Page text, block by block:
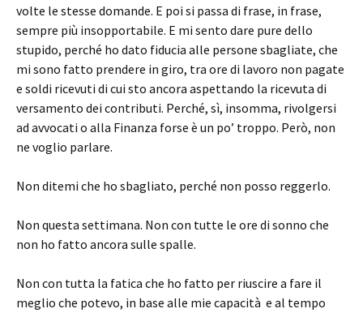
volte le stesse domande. E poi si passa di frase, in frase,
sempre più insopportabile. E mi sento dare pure dello
stupido, perché ho dato fiducia alle persone sbagliate, che
mi sono fatto prendere in giro, tra ore di lavoro non pagate
e soldi ricevuti di cui sto ancora aspettando la ricevuta di
versamento dei contributi. Perché, sì, insomma, rivolgersi
ad avvocati o alla Finanza forse è un po’ troppo. Però, non
ne voglio parlare.
Non ditemi che ho sbagliato, perché non posso reggerlo.
Non questa settimana. Non con tutte le ore di sonno che
non ho fatto ancora sulle spalle.
Non con tutta la fatica che ho fatto per riuscire a fare il
meglio che potevo, in base alle mie capacità e al tempo